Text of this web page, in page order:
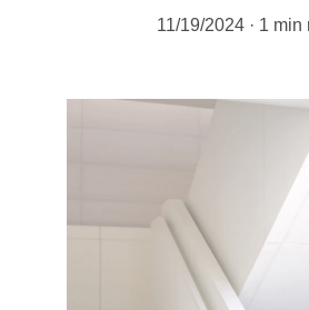
11/19/2024
1 min